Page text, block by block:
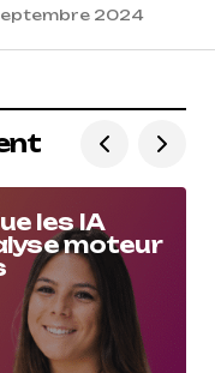
2024
les IA
moteur